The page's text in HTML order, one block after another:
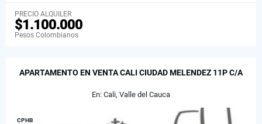
PRECIO ALQUILER
$1.100.000
Pesos Colombianos
APARTAMENTO EN VENTA CALI CIUDAD MELENDEZ 11P C/A
En: Cali, Valle del Cauca
CPHB